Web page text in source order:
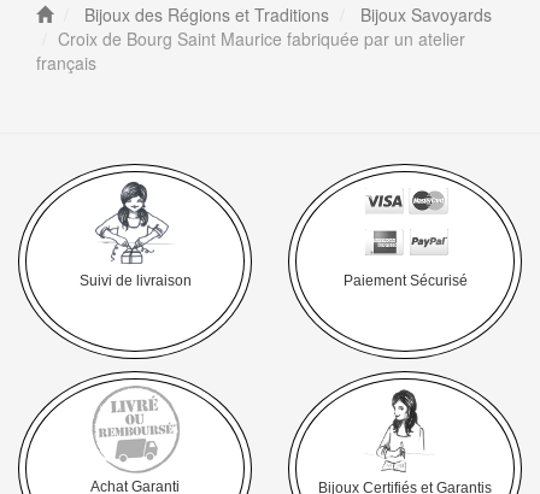
Bijoux des Régions et Traditions
Bijoux Savoyards
Croix de Bourg Saint Maurice fabriquée par un atelier
français
Suivi de livraison Paiement Sécurisé
Achat Garanti Bijoux Certifiés et Garantis